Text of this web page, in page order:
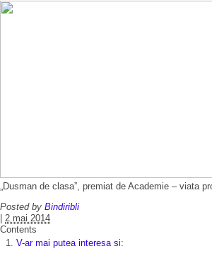
„Dusman de clasa”, premiat de Academie – viata
Posted by Bindiribli
2 mai 2014
Contents
V-ar mai putea interesa si: